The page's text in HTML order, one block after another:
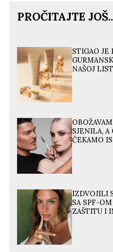
PROČITAJTE
STIGAO JE
NAŠOJ
SJENILA, A
ČEKAMO
IZDVOJILI
SA SPF-
ZAŠTITU I